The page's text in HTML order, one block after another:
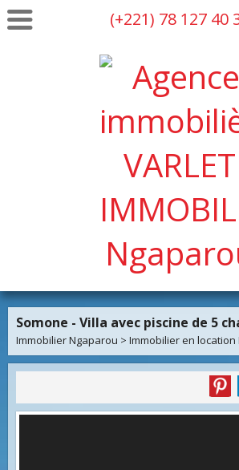
(+221) 78 127 40
Somone - Villa avec piscine de 5
Immobilier Ngaparou > Immobilier en location